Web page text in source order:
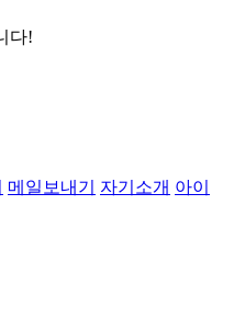
다!
메일보내기 자기소개 아이